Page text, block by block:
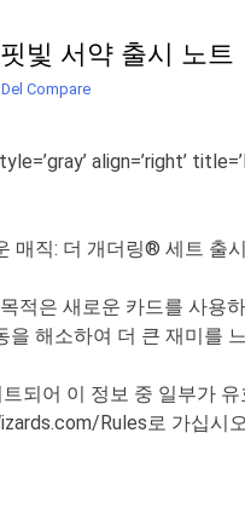
빛 서약 출시 노트
Compare
align=’right’
매직: 더 개더링® 세트 출
목적은 새로운 카드를 사용
을 해소하여 더 큰 재미를
되어 이 정보 중 일부가 유
Rules로 가십시